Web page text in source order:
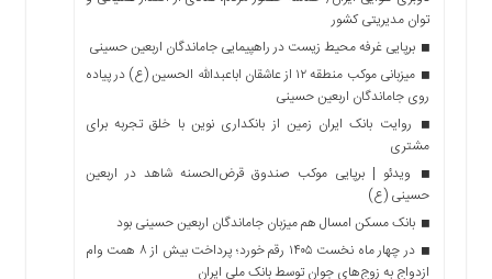
توان مدیریتی کشور
برپایی غرفه محیط زیست در راهپیمایی جاماندگان اربعین حسینی
میزبانی موکب منطقه ۱۲ از عاشقان اباعبدالله الحسین (ع) در پیاده
روی جاماندگان اربعین حسینی
روایت بانک ایران زمین از بانکداری نوین با خلق تجربه برای
مشتری
ویدئو | برپایی موکب صندوق قرض‌الحسنه شاهد در اربعین
حسینی (ع)
بانک مسکن امسال هم میزبان جاماندگان اربعین حسینی بود
در چهار ماه نخست ۱۴۰۵ رقم خورد؛ پرداخت بیش از ۸ همت وام
ازدواج به زوج‌های جوان توسط بانک ملی ایران